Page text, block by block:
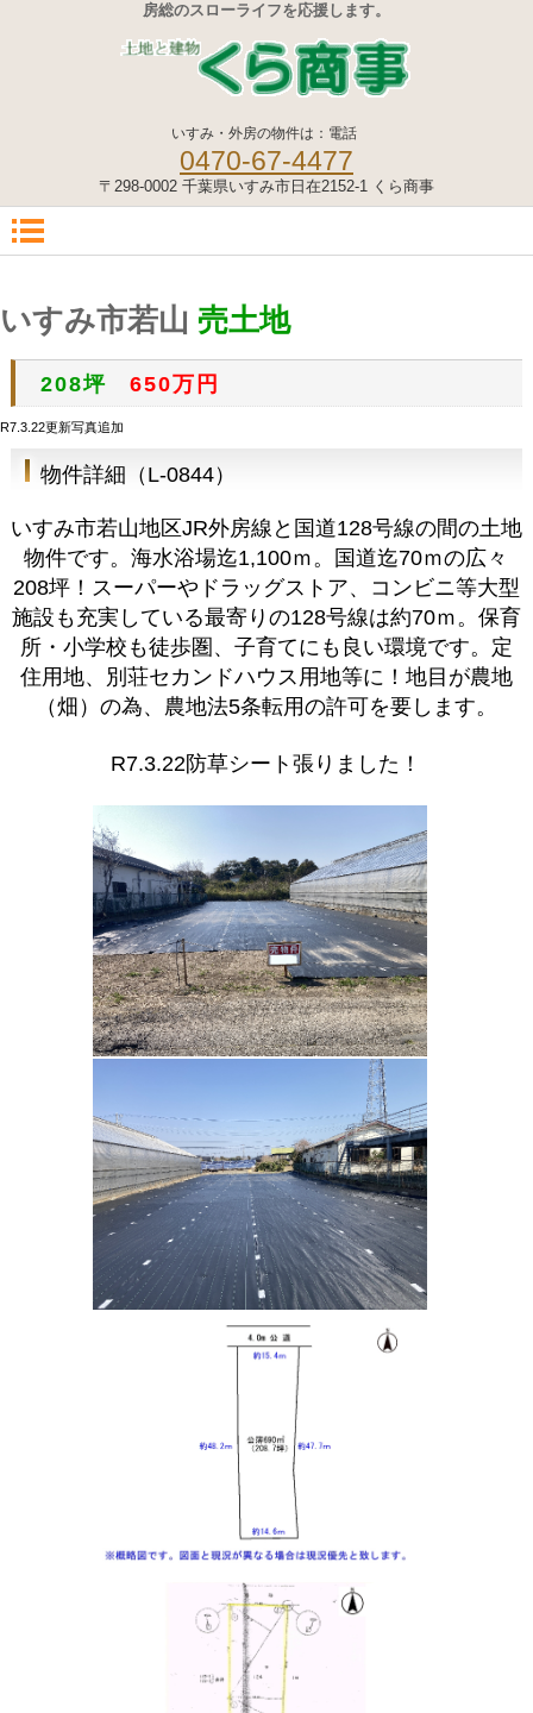
房総のスローライフを応援します。
いすみ・外房の物件は：電話
0470-67-4477
〒298-0002 千葉県いすみ市日在2152-1 くら商事
いすみ市若山 売土地
208坪 650万円
R7.3.22更新写真追加
物件詳細（L-0844）
いすみ市若山地区JR外房線と国道128号線の間の土地
物件です。海水浴場迄1,100ｍ。国道迄70ｍの広々
208坪！スーパーやドラッグストア、コンビニ等大型
施設も充実している最寄りの128号線は約70ｍ。保育
所・小学校も徒歩圏、子育てにも良い環境です。定
住用地、別荘セカンドハウス用地等に！地目が農地
（畑）の為、農地法5条転用の許可を要します。
R7.3.22防草シート張りました！